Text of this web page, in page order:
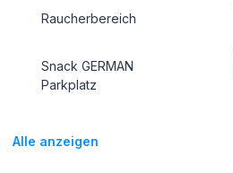
Raucherbereich
Snack GERMAN
Parkplatz
Alle anzeigen